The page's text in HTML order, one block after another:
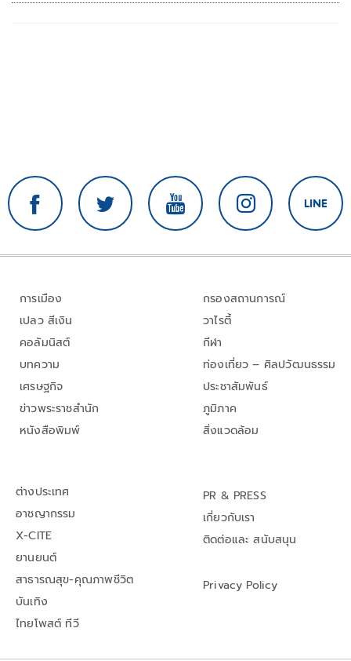
การเมือง
เปลว สีเงิน
คอลัมนิสต์
บทความ
เศรษฐกิจ
ข่าวพระราชสำนัก
หนังสือพิมพ์
กรองสถานการณ์
วาไรตี้
กีฬา
ท่องเที่ยว – ศิลปวัฒนธรรม
ประชาสัมพันธ์
ภูมิภาค
สิ่งแวดล้อม
ต่างประเทศ
อาชญากรรม
X-CITE
ยานยนต์
สาธารณสุข-คุณภาพชีวิต
บันเทิง
ไทยโพสต์ ทีวี
PR & PRESS
เกี่ยวกับเรา
ติดต่อและ สนับสนุน
Privacy Policy